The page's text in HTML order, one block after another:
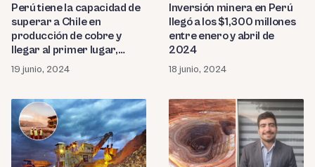
Perú tiene la capacidad de
superar a Chile en
producción de cobre y
llegar al primer lugar,
según Minem
19 junio, 2024
Inversión minera en Perú
llegó a los $1,300 millones
entre enero y abril de
2024
18 junio, 2024